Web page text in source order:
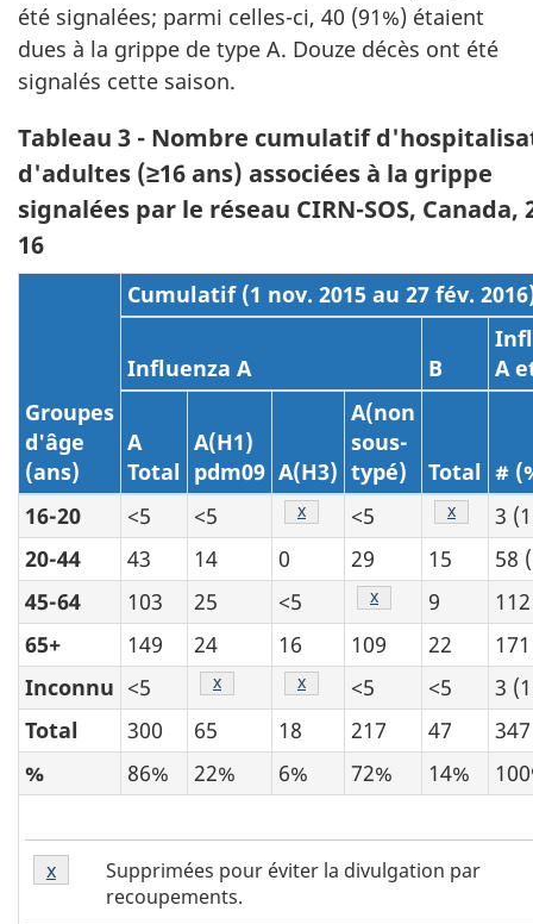
été signalées; parmi celles-ci, 40 (91%) étaient
dues à la grippe de type A. Douze décès ont été
signalés cette saison.
Tableau 3 - Nombre cumulatif
d'adultes (≥16 ans) associées à la grippe
signalées par le réseau CIRN-SOS, Canada,
16
Groupes
d'âge
(ans)
Cumulatif (1 nov. 2015 au 27 fév.
Influenza A B
A
A
Total
A(H1)
pdm09 A(H3)
A(non
sous-
typé)
Total #
16-20
<5 <5 Tableau 3 - Note
x <5 Tableau 3
x
3
20-44
43 14 0 29 15
58
45-64
103 25 <5 Tableau 3 - Note
x 9
65+
149 24 16 109 22
Inconnu <5 Tableau 3 - Note
x Tableau 3 - Note
x <5 <5
3
Total
300 65 18 217 47
347
%
86% 22% 6% 72% 14%
Tableau
3
Supprimées pour éviter la divulgation par
recoupements.
Retour à laréférence tableau 3 - note
x